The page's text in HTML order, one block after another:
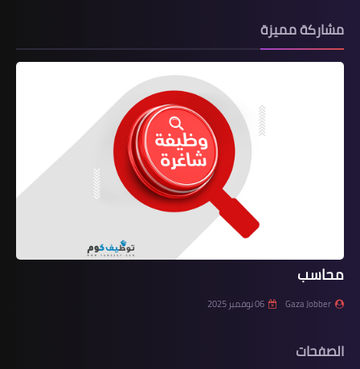
مشاركة مميزة
محاسب
Gaza Jobber 06 نوفمبر 2025
الصفحات